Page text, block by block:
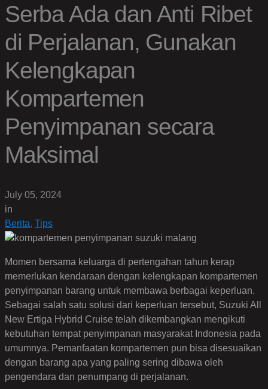
Serba Ada dan Anti Ribet
di Perjalanan, Gunakan
Kelengkapan
Kompartemen
Penyimpanan secara
Maksimal
July 05, 2024
in
Berita, Tips
Momen bersama keluarga di pertengahan tahun kerap
memerlukan kendaraan dengan kelengkapan kompartemen
penyimpanan barang untuk membawa berbagai keperluan.
Sebagai salah satu solusi dari keperluan tersebut, Suzuki All
New Ertiga Hybrid Cruise telah dikembangkan mengikuti
kebutuhan tempat penyimpanan masyarakat Indonesia pada
umumnya. Pemanfaatan kompartemen pun bisa disesuaikan
dengan barang apa yang paling sering dibawa oleh
pengendara dan penumpang di perjalanan.